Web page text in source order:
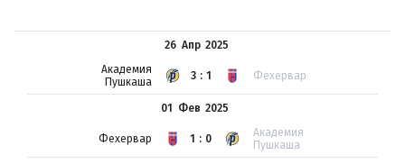
26 Апр
Академия
Пушкаша
3:1 Фехервар
2025
01 Фев
Фехервар 1:0
Академия
Пушкаша
2025